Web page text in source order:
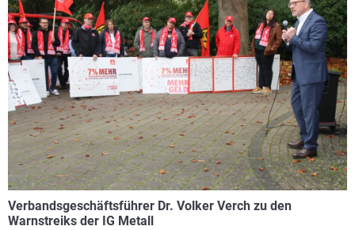
Verbandsgeschäftsführer Dr. Volker Verch zu den
Warnstreiks der IG Metall